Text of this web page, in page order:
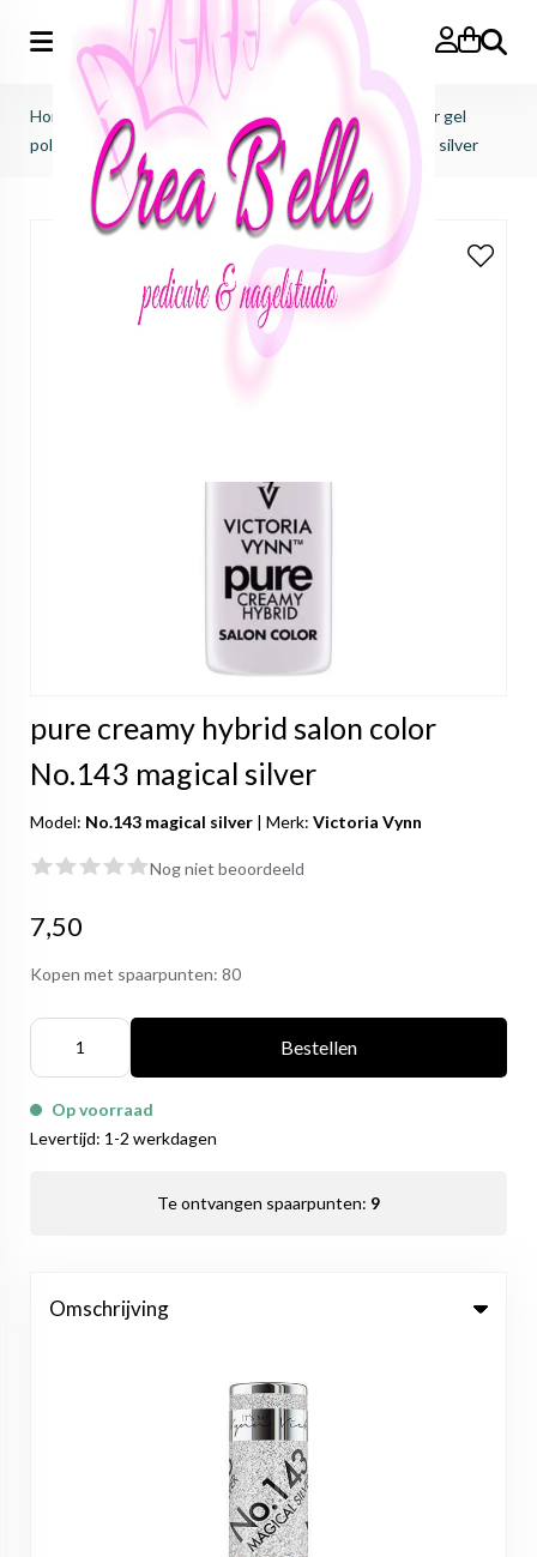
Zoeken
Home Victoria Vynn>
Pure creamy hybrid salon color gel
polish
pure creamy hybrid salon color No.143 magical silver
pure creamy hybrid salon color
No.143 magical silver
Model: No.143 magical silver | Merk: Victoria Vynn
Nog niet beoordeeld
7,50
Kopen met spaarpunten: 80
Bestellen
Op voorraad
Levertijd: 1-2 werkdagen
Te ontvangen spaarpunten: 9
Omschrijving